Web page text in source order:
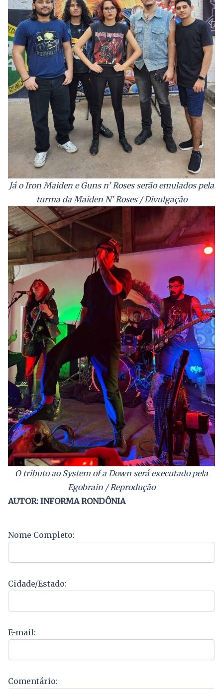
Já o Iron Maiden e Guns n’ Roses serão emulados pela
turma da Maiden N’ Roses / Divulgação
O tributo ao System of a Down será executado pela
Egobrain / Reprodução
AUTOR: INFORMA RONDÔNIA
Nome Completo:
Cidade/Estado:
E-mail:
Comentário: